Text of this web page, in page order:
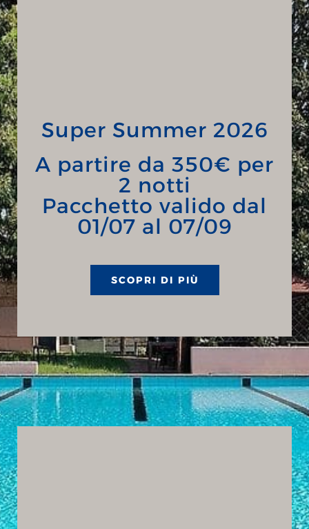
Super Summer 2026
A partire da 350€ per
2 notti
Pacchetto valido dal
01/07 al 07/09
SCOPRI DI PIÙ